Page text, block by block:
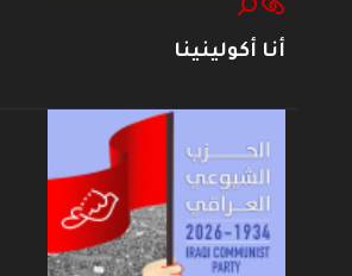
أنا أكولينينا